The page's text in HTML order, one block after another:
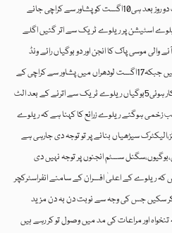
ٹریک سے اتر گئیں۔مذکورہ حادثہ کے صرف دو روز بعد ہی10اگست کو پشاور سے کراچی جانے
اسٹیشن پر ریلوے ٹریک سے اتر گئیں اگلے
آنے والی موسی پاک کا انجن اور دو بوگیاں رائے ونڈ
ریلوے اسٹیشن پر ریلوے ٹریک سے اتر گئیں جبکہ17اگست لودھراں میں پشاور سے کراچی کے
لئے جانے والی عوام ایکسپریس حادثہ کا شکار ہوئی5بوگیاں ریلوے ٹریک سے اترنے کے بعد الٹ
جاں بحق جبکہ28کےقریب زخمی ہوگئے ریلوے زرائع کا کہنا ہے کہ ریلوے
سیڑھیاں بنانے پر تو توجہ دی جارہی ہے
سسٹم انجنوں پر توجہ نہیں دی
کہ ریلوے کے اعلیٰ افسران کے سامنے انفراسٹرکچر
کر سکیں جس کی وجہ سے نوبت دن بہ دن مزید
اور مراعات کی مد میں وصول تو کر رہے ہیں